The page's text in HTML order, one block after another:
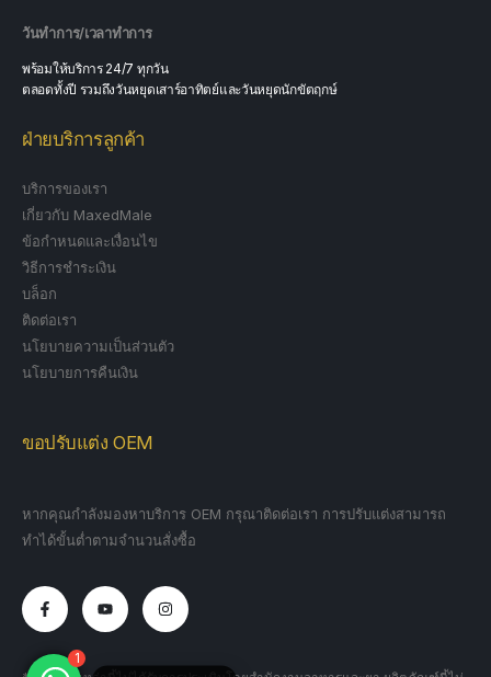
วันทำการ/เวลาทำการ
พร้อมให้บริการ 24/7 ทุกวัน
ตลอดทั้งปี รวมถึงวันหยุดเสาร์อาทิตย์และวันหยุดนักขัตฤกษ์
ฝ่ายบริการลูกค้า
บริการของเรา
เกี่ยวกับ MaxedMale
ข้อกำหนดและเงื่อนไข
วิธีการชำระเงิน
บล็อก
ติดต่อเรา
นโยบายความเป็นส่วนตัว
นโยบายการคืนเงิน
ขอปรับแต่ง OEM
หากคุณกำลังมองหาบริการ OEM กรุณาติดต่อเรา การปรับแต่งสามารถ
ทำได้ขั้นต่ำตามจำนวนสั่งซื้อ
1